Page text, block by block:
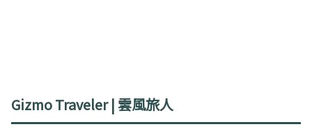
Gizmo Traveler | 雲風旅人